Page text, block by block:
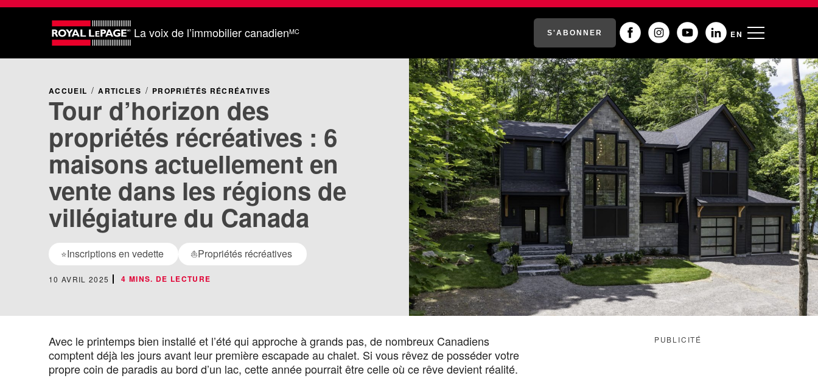
La voix de l’immobilier canadienMC S'ABONNER EN
ACCUEIL ARTICLES PROPRIÉTÉS RÉCRÉATIVES
Tour d’horizon des
propriétés récréatives : 6
maisons actuellement en
vente dans les régions de
villégiature du Canada
⭐Inscriptions en vedette ⛵Propriétés récréatives
10 AVRIL 2025 4 MINS. DE LECTURE
Avec le printemps bien installé et l’été qui approche à grands pas, de nombreux Canadiens
comptent déjà les jours avant leur première escapade au chalet. Si vous rêvez de posséder votre
propre coin de paradis au bord d’un lac, cette année pourrait être celle où ce rêve devient réalité.
PUBLICITÉ